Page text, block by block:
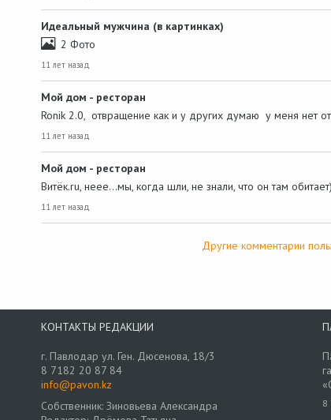
Идеальный мужчина (в картинках)
2 Фото
11 лет назад
Мой дом - ресторан
Ronik 2.0, отвращение как и у других думаю у меня нет
11 лет назад
Мой дом - ресторан
Витёк.ru, неее...мы, когда шли, не знали, что он там
11 лет назад
Другие комментарии
КОНТАКТЫ РЕДАКЦИИ
г. Павлодар ул. Ген. Дюсенова, 18/3
8 7182 20 87 84
info@pavon.kz
Собственник: Зиновьева Александра
8